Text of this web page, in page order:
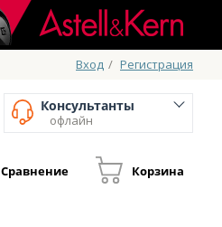
Вход / Регистрация
Консультанты
офлайн
Сравнение Корзина